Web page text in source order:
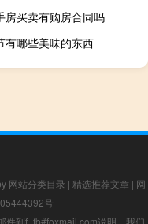
房买卖有购房合同吗
有哪些美味的东西
网站分类目录 | 精选推荐文章 | 网
号